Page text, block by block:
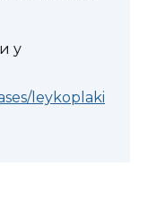
у
leykoplaki